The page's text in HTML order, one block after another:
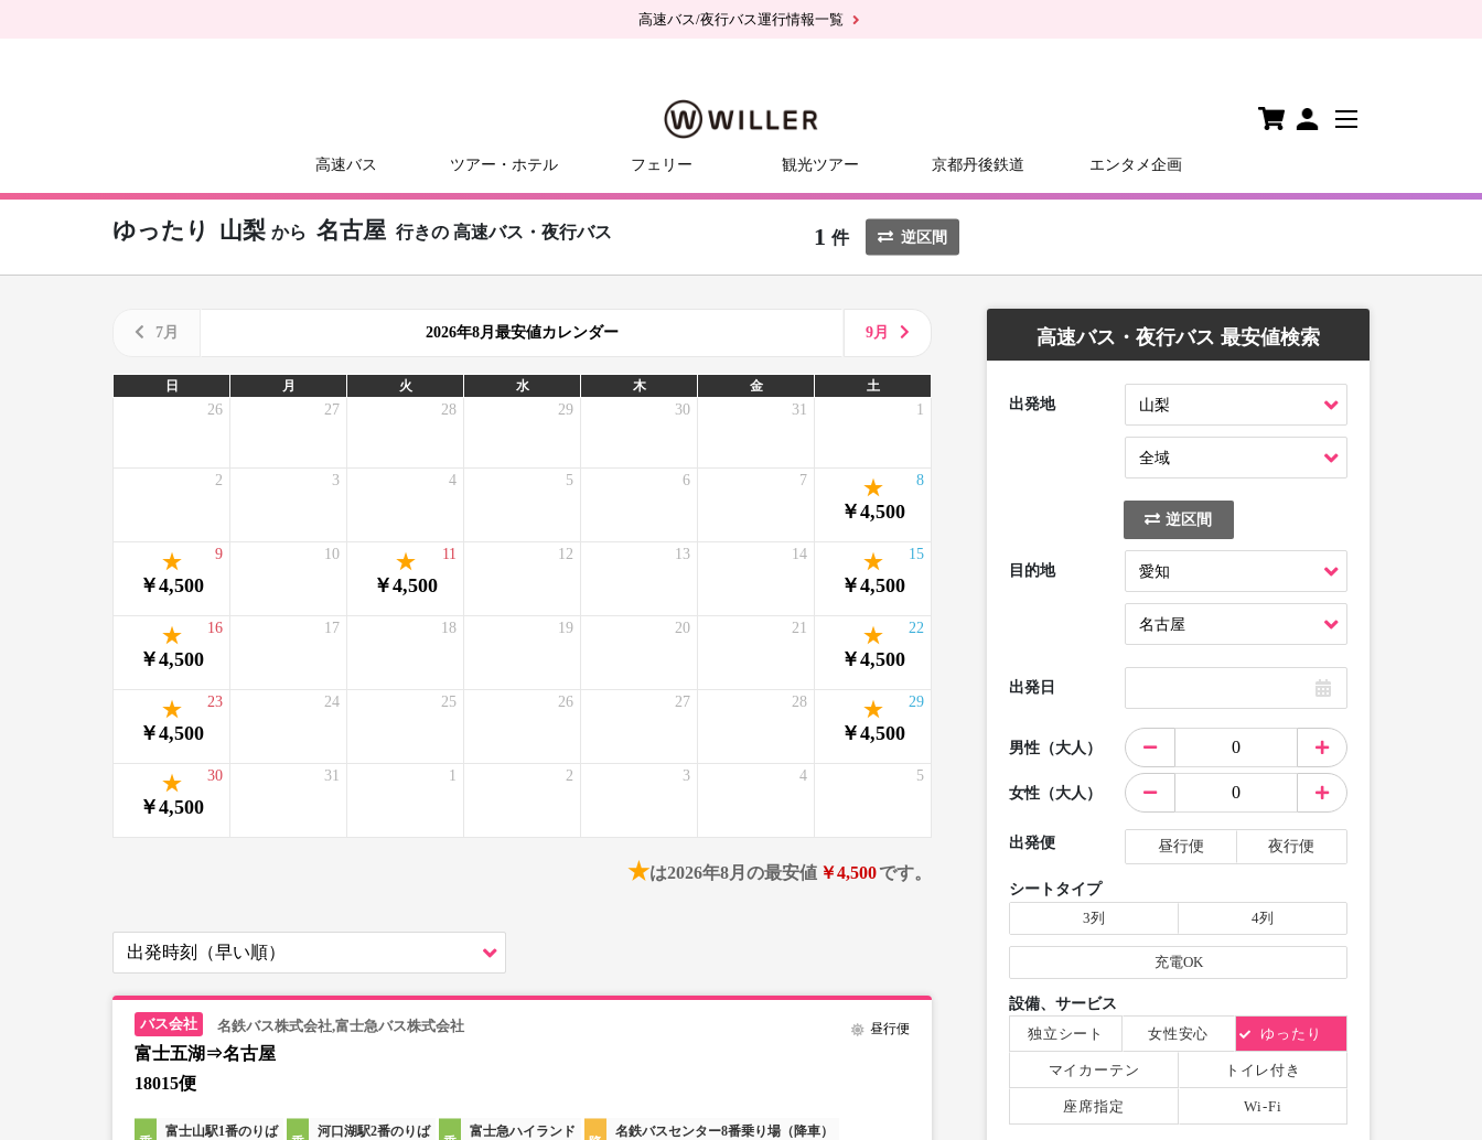
高速バス/夜行バス運行情報一覧
高速バス ツアー・ホテル フェリー 観光ツアー 京都丹後鉄道 エンタメ企画
ゆったり 山梨 から 名古屋 行きの 高速バス・夜行バス 1 件 逆区間
7月 2026年8月最安値カレンダー 9月
日 月 火 水 木 金 土
26 27 28 29 30 31 1
2 3 4 5 6 7
￥4,500
8
￥4,500
9 10
￥4,500
11 12 13 14
￥4,500
15
￥4,500
16 17 18 19 20 21
￥4,500
22
￥4,500
23 24 25 26 27 28
￥4,500
29
￥4,500
30 31 1 2 3 4 5
★は2026年8月の最安値 ￥4,500です。
名鉄バス株式会社,富士急バス株式会社
富士五湖⇒名古屋
18015便
昼行便
富士山駅1番のりば
河口湖駅2番のりば
富士急ハイランド
名鉄バスセンター8番乗り場（降車）
高速バス・夜行バス 最安値検索
出発地
逆区間
目的地
出発日
男性（大人）
女性（大人）
出発便 昼行便 夜行便
シートタイプ
3列
4列
充電OK
設備、サービス
独立シート
女性安心 ゆったり
マイカーテン トイレ付き
座席指定 Wi-Fi